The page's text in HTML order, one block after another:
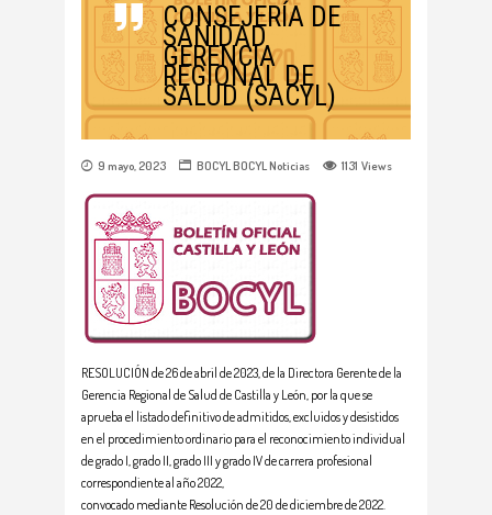
CONSEJERÍA DE
SANIDAD
GERENCIA
REGIONAL DE
SALUD (SACYL)
9 mayo, 2023 BOCYLBOCYLNoticias 1131 Views
RESOLUCIÓN de 26 de abril de 2023, de la Directora Gerente de la
Gerencia Regional de Salud de Castilla y León, por la que se
aprueba el listado definitivo de admitidos,excluidos y desistidos
en el procedimiento ordinario para el reconocimiento individual
degrado I, grado II, grado III y grado IV de carrera profesional
correspondiente al año 2022,
convocado mediante Resolución de 20 de diciembre de 2022.